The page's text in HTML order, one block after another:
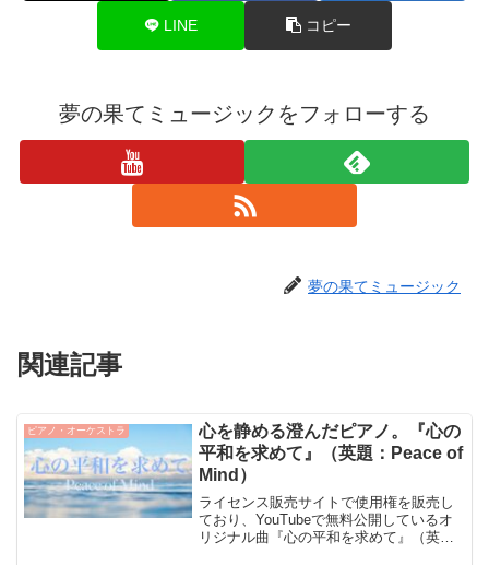
LINE コピー
夢の果てミュージックをフォローする
夢の果てミュージック
関連記事
ピアノ・オーケストラ
心を静める澄んだピアノ。『心の
平和を求めて』（英題：Peace of
Mind）
ライセンス販売サイトで使用権を販売し
ており、YouTubeで無料公開しているオ
リジナル曲『心の平和を求めて』（英